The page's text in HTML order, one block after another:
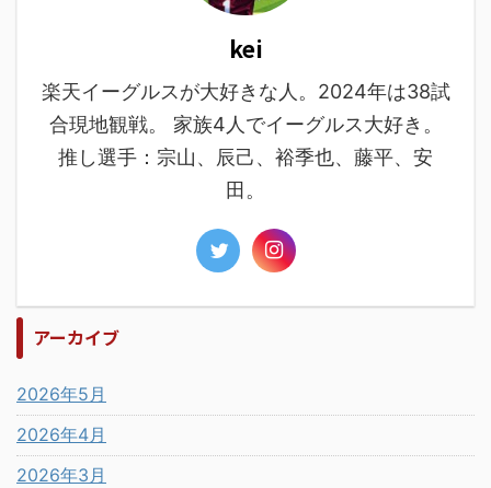
kei
楽天イーグルスが大好きな人。2024年は38試
合現地観戦。 家族4人でイーグルス大好き。
推し選手：宗山、辰己、裕季也、藤平、安
田。
アーカイブ
2026年5月
2026年4月
2026年3月